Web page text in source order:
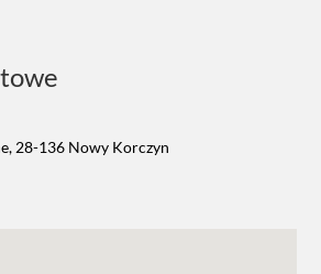
28-136 Nowy Korczyn